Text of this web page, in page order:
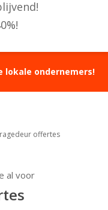
lokale ondernemers!
offertes
al voor